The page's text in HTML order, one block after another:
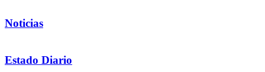
Noticias
Estado Diario